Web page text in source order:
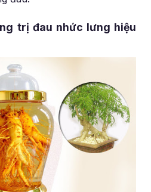
trị đau nhức lưng hiệu